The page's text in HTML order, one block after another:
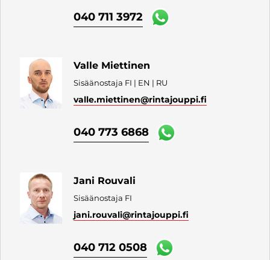
040 711 3972
Valle Miettinen
Sisäänostaja FI | EN | RU
valle.miettinen@rintajouppi.fi
040 773 6868
Jani Rouvali
Sisäänostaja FI
jani.rouvali@rintajouppi.fi
040 712 0508